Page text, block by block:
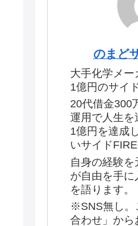
のまど
大手化学メー
1億円のサイ
20代借金300
運用で人生を
1億円を達成
いサイドFIRE
自身の経験
が自由を手に
を語ります。
※SNS無し。
合わせ」から